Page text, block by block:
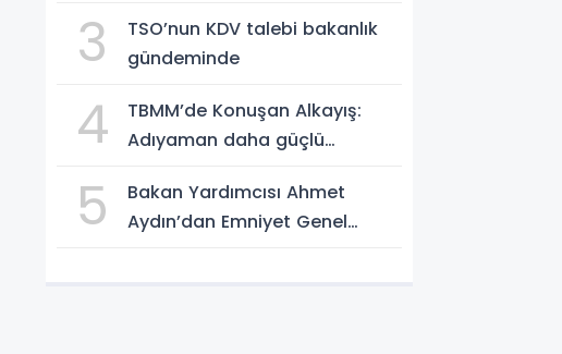
3
TSO’nun KDV talebi bakanlık
gündeminde
4
TBMM’de Konuşan Alkayış:
Adıyaman daha güçlü
5
Bakan Yardımcısı Ahmet
Aydın’dan Emniyet Genel